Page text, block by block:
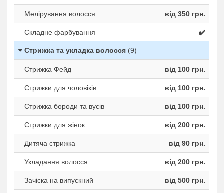
Мелірування волосся від 350 грн.
Складне фарбування ✔️
Стрижка та укладка волосся (9)
Стрижка Фейд від 100 грн.
Стрижки для чоловіків від 100 грн.
Стрижка бороди та вусів від 100 грн.
Стрижки для жінок від 200 грн.
Дитяча стрижка від 90 грн.
Укладання волосся від 200 грн.
Зачіска на випускний від 500 грн.